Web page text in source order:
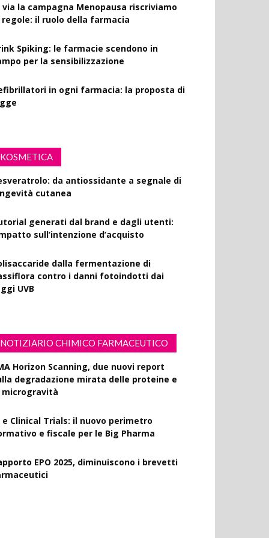
via la campagna Menopausa riscriviamo
regole: il ruolo della farmacia
Spiking: le farmacie scendono in
per la sensibilizzazione
in ogni farmacia: la proposta di
KOSMETICA
da antiossidante a segnale di
cutanea
generati dal brand e dagli utenti:
sull’intenzione d’acquisto
dalla fermentazione di
contro i danni fotoindotti dai
UVB
NOTIZIARIO CHIMICO FARMACEUTICO
Horizon Scanning, due nuovi report
degradazione mirata delle proteine e
microgravità
e Clinical Trials: il nuovo perimetro
e fiscale per le Big Pharma
EPO 2025, diminuiscono i brevetti